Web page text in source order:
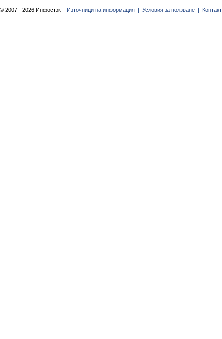
© 2007 - 2026 Инфосток Източници на информация | Условия за ползване |